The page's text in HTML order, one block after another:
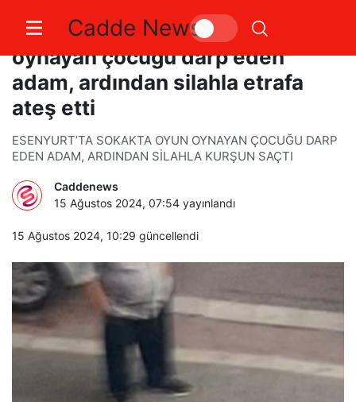
Cadde News
Esenyurt’ta sokakta oyun
oynayan çocuğu darp eden
adam, ardından silahla etrafa
ateş etti
ESENYURT’TA SOKAKTA OYUN OYNAYAN ÇOCUĞU DARP
EDEN ADAM, ARDINDAN SİLAHLA KURŞUN SAÇTI
Caddenews
15 Ağustos 2024, 07:54 yayınlandı
15 Ağustos 2024, 10:29 güncellendi